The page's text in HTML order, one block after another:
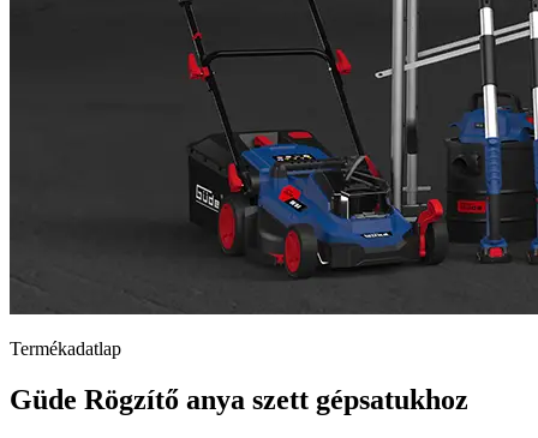
Termékadatlap
Güde Rögzítő anya szett gépsatukhoz